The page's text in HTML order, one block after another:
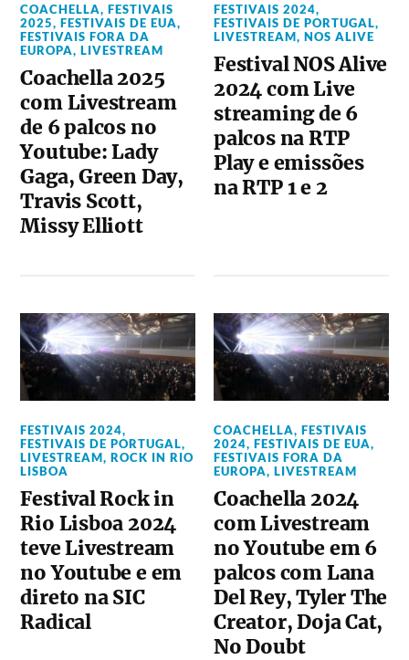
COACHELLA,FESTIVAIS
2025,FESTIVAIS DE EUA,
FESTIVAIS FORA DA
EUROPA,LIVESTREAM
Coachella 2025
com Livestream
de 6 palcos no
Youtube: Lady
Gaga, Green Day,
Travis Scott,
Missy Elliott
FESTIVAIS 2024,
FESTIVAIS DE PORTUGAL,
LIVESTREAM,NOS ALIVE
Festival NOS Alive
2024 com Live
streaming de 6
palcos na RTP
Play e emissões
na RTP 1 e 2
FESTIVAIS 2024,
FESTIVAIS DE PORTUGAL,
LIVESTREAM,ROCK IN RIO
LISBOA
Festival Rock in
Rio Lisboa 2024
teve Livestream
no Youtube e em
direto na SIC
Radical
COACHELLA,FESTIVAIS
2024,FESTIVAIS DE EUA,
FESTIVAIS FORA DA
EUROPA,LIVESTREAM
Coachella 2024
com Livestream
no Youtube em 6
palcos com Lana
Del Rey, Tyler The
Creator, Doja Cat,
No Doubt